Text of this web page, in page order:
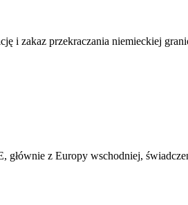
i zakaz przekraczania niemieckiej
głównie z Europy wschodniej,